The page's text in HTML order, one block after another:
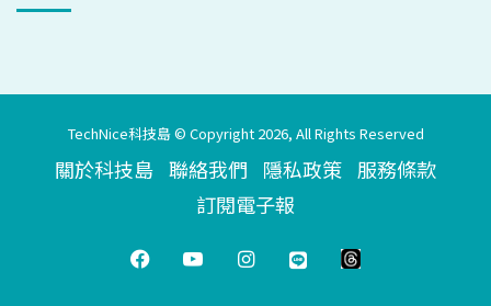
TechNice科技島 © Copyright 2026, All Rights Reserved
關於科技島 聯絡我們 隱私政策 服務條款
訂閱電子報